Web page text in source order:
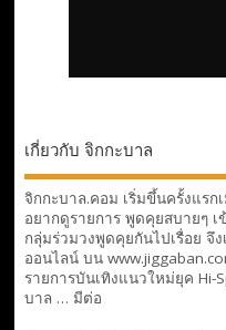
เกี่ยวกับ จิกกะบาล
จิกกะบาล.คอม เริ่มขึ้นครั้งแร
อยากดูรายการ พูดคุยสบายๆ
กลุ่มร่วมวงพูดคุยกันไปเรื่อย จึ
ออนไลน์ บน
รายการบันเทิงแนวใหม่ยุค Hi-
บาล … มีต่อ